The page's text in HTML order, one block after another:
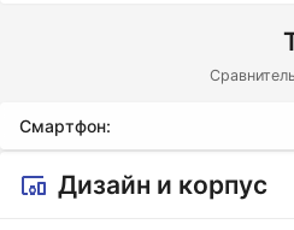
Смартфон:
Дизайн и корпус